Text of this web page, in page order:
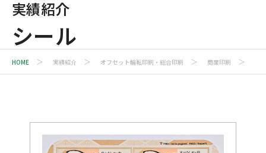
実績紹介
シール
HOME 実績紹介 オフセット輪転印刷・総合印刷 商業印刷